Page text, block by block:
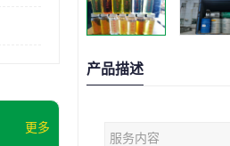
更多
产品描述
服务内容